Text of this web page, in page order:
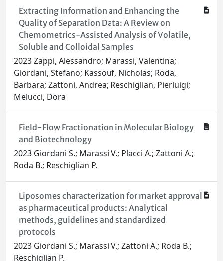
Extracting Information and Enhancing the
Quality of Separation Data: A Review on
Chemometrics-Assisted Analysis of Volatile,
Soluble and Colloidal Samples
2023 Zappi, Alessandro; Marassi, Valentina;
Giordani, Stefano; Kassouf, Nicholas; Roda,
Barbara; Zattoni, Andrea; Reschiglian, Pierluigi;
Melucci, Dora
Field-Flow Fractionation in Molecular Biology
and Biotechnology
2023 Giordani S.; Marassi V.; Placci A.; Zattoni A.;
Roda B.; Reschiglian P.
Liposomes characterization for market approval
as pharmaceutical products: Analytical
methods, guidelines and standardized
protocols
2023 Giordani S.; Marassi V.; Zattoni A.; Roda B.;
Reschiglian P.